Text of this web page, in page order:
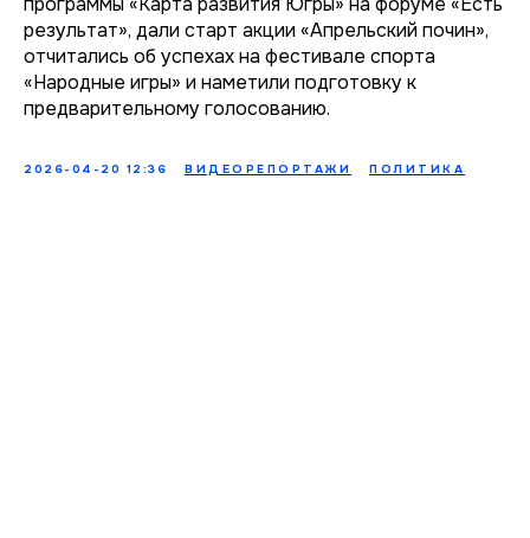
результат», дали старт акции «Апрельский почин»,
отчитались об успехах на фестивале спорта
«Народные игры» и наметили подготовку к
предварительному голосованию.
2026-04-20 12:36 ВИДЕОРЕПОРТАЖИ ПОЛИТИКА